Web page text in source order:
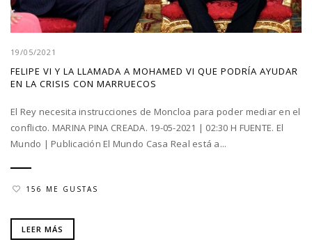
19/05/2021
FELIPE VI Y LA LLAMADA A MOHAMED VI QUE PODRÍA AYUDAR
EN LA CRISIS CON MARRUECOS
El Rey necesita instrucciones de Moncloa para poder mediar en el
conflicto. MARINA PINA CREADA. 19-05-2021 | 02:30 H FUENTE. El
Mundo | Publicación El Mundo Casa Real está a...
156 ME GUSTAS
LEER MÁS